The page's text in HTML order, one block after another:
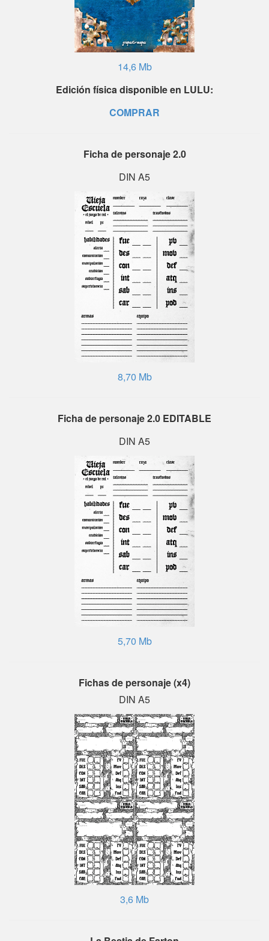
14,6 Mb
Edición física disponible en LULU:
COMPRAR
Ficha de personaje 2.0
DIN A5
8,70 Mb
Ficha de personaje 2.0 EDITABLE
DIN A5
5,70 Mb
Fichas de personaje (x4)
DIN A5
3,6 Mb